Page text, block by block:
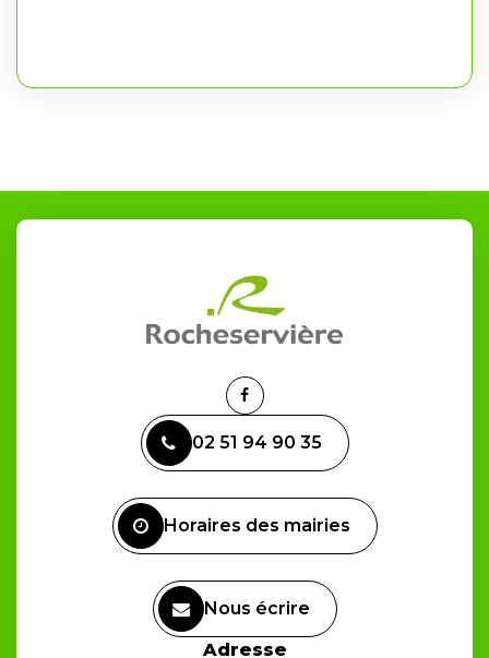
Lien
le
compte
02 51 94 90 35
Horaires des mairies
Nous écrire
Adresse